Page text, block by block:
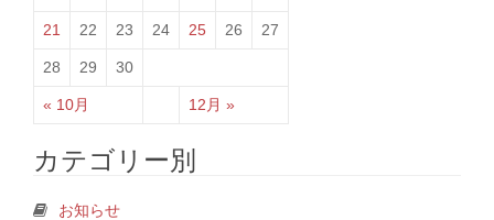
« 10月 12月 »
21 22 23 24 25 26 27
28 29 30
カテゴリー別
お知らせ